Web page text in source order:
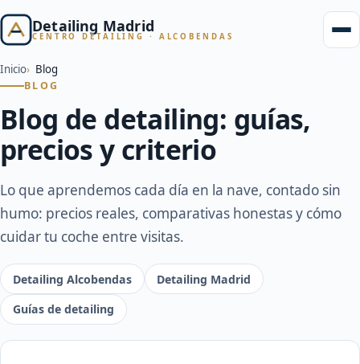
Detailing Madrid
CENTRO DETAILING · ALCOBENDAS
Inicio Blog
BLOG
Blog de detailing: guías,
precios y criterio
Lo que aprendemos cada día en la nave, contado sin
humo: precios reales, comparativas honestas y cómo
cuidar tu coche entre visitas.
Detailing Alcobendas
Detailing Madrid
Guías de detailing